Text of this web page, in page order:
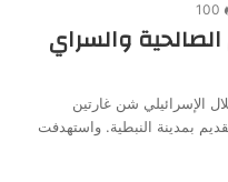
100
الصالحية والسراي
الإسرائيلي شن غارتين
بمدينة النبطية. واستهدفت